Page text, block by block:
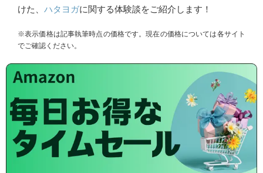
けた、 ハタヨガに関する体験談をご紹介します！
※表示価格は記事執筆時点の価格です。現在の価格については各サイト
でご確認ください。